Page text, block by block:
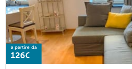
a partire da
126€